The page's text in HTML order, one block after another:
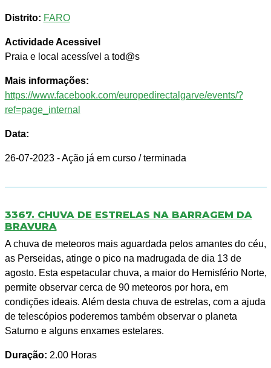
Distrito: FARO
Actividade Acessivel
Praia e local acessível a tod@s
Mais informações:
https://www.facebook.com/europedirectalgarve/events/?
ref=page_internal
Data:
26-07-2023 - Ação já em curso / terminada
3367. CHUVA DE ESTRELAS NA BARRAGEM DA
BRAVURA
A chuva de meteoros mais aguardada pelos amantes do céu,
as Perseidas, atinge o pico na madrugada de dia 13 de
agosto. Esta espetacular chuva, a maior do Hemisfério Norte,
permite observar cerca de 90 meteoros por hora, em
condições ideais. Além desta chuva de estrelas, com a ajuda
de telescópios poderemos também observar o planeta
Saturno e alguns enxames estelares.
Duração: 2.00 Horas